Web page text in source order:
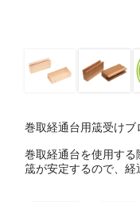
巻取経通台用筬受けブ
巻取経通台を使用する
筬が安定するので、経